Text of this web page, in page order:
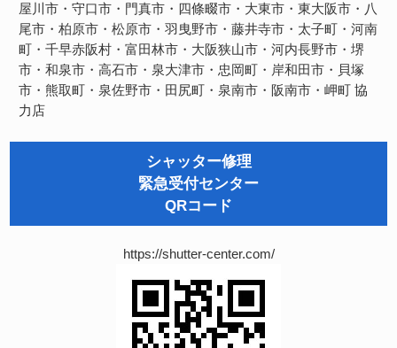
屋川市・守口市・門真市・四條畷市・大東市・東大阪市・八
尾市・柏原市・松原市・羽曳野市・藤井寺市・太子町・河南
町・千早赤阪村・富田林市・大阪狭山市・河内長野市・堺
市・和泉市・高石市・泉大津市・忠岡町・岸和田市・貝塚
市・熊取町・泉佐野市・田尻町・泉南市・阪南市・岬町協
力店
シャッター修理
緊急受付センター
QRコード
https://shutter-center.com/